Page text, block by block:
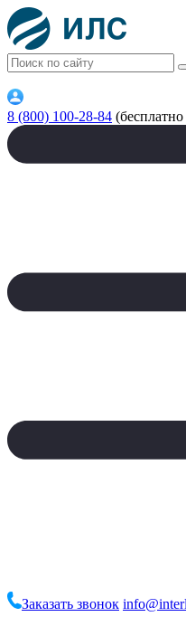
8 (800) 100-28-84
Заказать звонок